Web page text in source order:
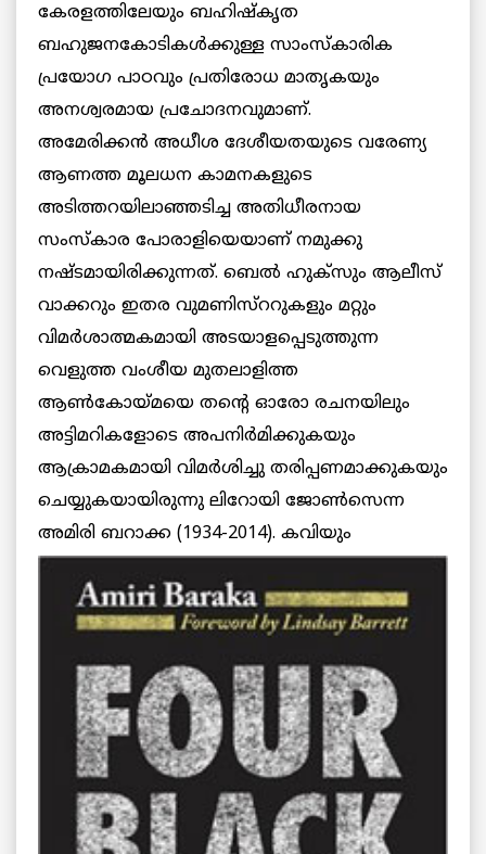
കേരളത്തിലേയും ബഹിഷ്‌കൃത
ബഹുജനകോടികള്‍ക്കുള്ള സാംസ്‌കാരിക
പ്രയോഗ പാഠവും പ്രതിരോധ മാതൃകയും
അനശ്വരമായ പ്രചോദനവുമാണ്.
അമേരിക്കന്‍ അധീശ ദേശീയതയുടെ വരേണ്യ
ആണത്ത മൂലധന കാമനകളുടെ
അടിത്തറയിലാഞ്ഞടിച്ച അതിധീരനായ
സംസ്‌കാര പോരാളിയെയാണ് നമുക്കു
നഷ്ടമായിരിക്കുന്നത്. ബെല്‍ ഹുക്‌സും ആലീസ്
വാക്കറും ഇതര വുമണിസ്‌ററുകളും മറ്റും
വിമര്‍ശാത്മകമായി അടയാളപ്പെടുത്തുന്ന
വെളുത്ത വംശീയ മുതലാളിത്ത
ആണ്‍കോയ്മയെ തന്റെ ഓരോ രചനയിലും
അട്ടിമറികളോടെ അപനിര്‍മിക്കുകയും
ആക്രാമകമായി വിമര്‍ശിച്ചു തരിപ്പണമാക്കുകയും
ചെയ്യുകയായിരുന്നു ലിറോയി ജോണ്‍സെന്ന
അമിരി ബറാക്ക (1934-2014). കവിയും